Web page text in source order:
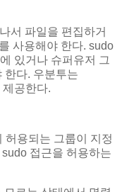
서 파일을 편집하거
사용해야 한다. sudo
있거나 슈퍼유저 그
한다. 우분투는
제공한다.
허용되는 그룹이 지정
접근을 허용하는